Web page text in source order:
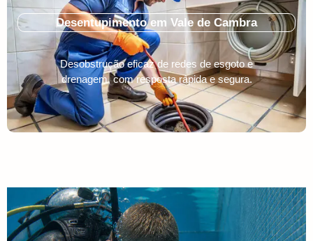
Desentupimento em Vale de Cambra
Desobstrução eficaz de redes de esgoto e
drenagem, com resposta rápida e segura.